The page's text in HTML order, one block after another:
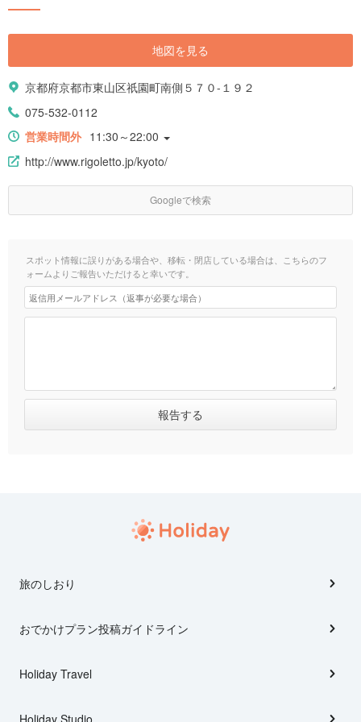
地図を見る
京都府京都市東山区祇園町南側５７０-１９２
075-532-0112
営業時間外 11:30～22:00
http://www.rigoletto.jp/kyoto/
Googleで検索
スポット情報に誤りがある場合や、移転・閉店している場合は、こちらのフ
ォームよりご報告いただけると幸いです。
旅のしおり
おでかけプラン投稿ガイドライン
Holiday Travel